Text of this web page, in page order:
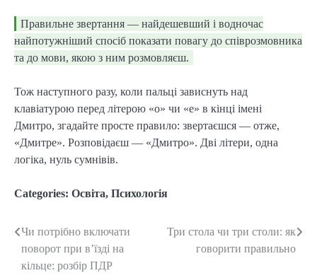
Правильне звертання — найдешевший і водночас
найпотужніший спосіб показати повагу до співрозмовника
та до мови, якою з ним розмовляєш.
Тож наступного разу, коли пальці зависнуть над
клавіатурою перед літерою «о» чи «е» в кінці імені
Дмитро, згадайте просте правило: звертаєшся — отже,
«Дмитре». Розповідаєш — «Дмитро». Дві літери, одна
логіка, нуль сумнівів.
Categories: Освіта, Психологія
Post
navigation
Чи потрібно включати
поворот при в’їзді на
кільце: розбір ПДР
Три стола чи три столи: як
говорити правильно